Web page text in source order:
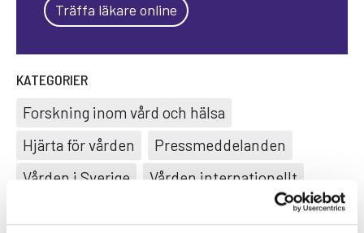
Träffa läkare online
KATEGORIER
Forskning inom vård och hälsa
Hjärta för vården
Pressmeddelanden
Vården i Sverige
Vården internationellt